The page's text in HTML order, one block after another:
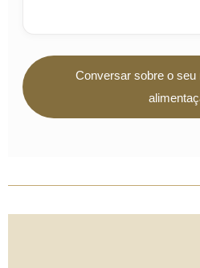
Conversar sobre o